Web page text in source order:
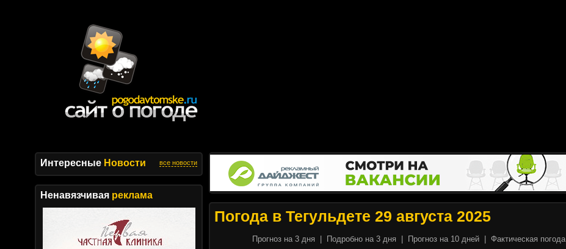
Интересные Новости все новости
Ненавязчивая реклама
Погода в Тегульдете 29 августа 2025
Прогноз на 3 дня Подробно на 3 дня Прогноз на 10 дней Фактическая погода